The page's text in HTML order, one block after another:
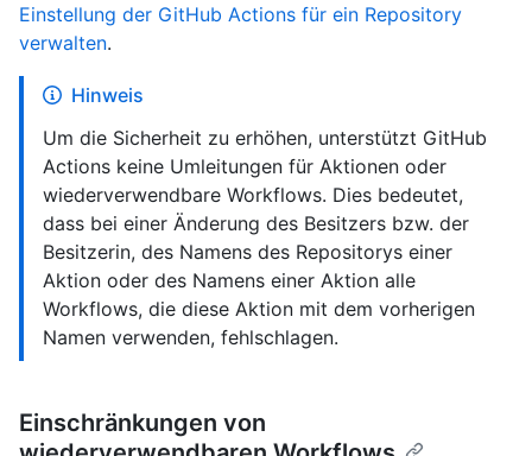
Einstellung der GitHub Actions für ein Repository
verwalten.
Hinweis
Um die Sicherheit zu erhöhen, unterstützt GitHub
Actions keine Umleitungen für Aktionen oder
wiederverwendbare Workflows. Dies bedeutet,
dass bei einer Änderung des Besitzers bzw. der
Besitzerin, des Namens des Repositorys einer
Aktion oder des Namens einer Aktion alle
Workflows, die diese Aktion mit dem vorherigen
Namen verwenden, fehlschlagen.
Einschränkungen von